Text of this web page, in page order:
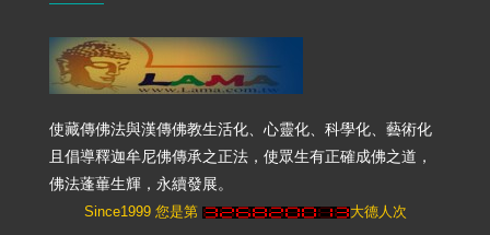
使藏傳佛法與漢傳佛教生活化、心靈化、科學化、藝術化
且倡導釋迦牟尼佛傳承之正法，使眾生有正確成佛之道，
佛法蓬蓽生輝，永續發展。
Since1999 您是第 大德人次